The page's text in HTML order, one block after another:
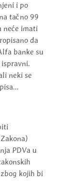
i po
tačno 99
neće imati
da
banke su
neki se
PDVa u
kojih bi